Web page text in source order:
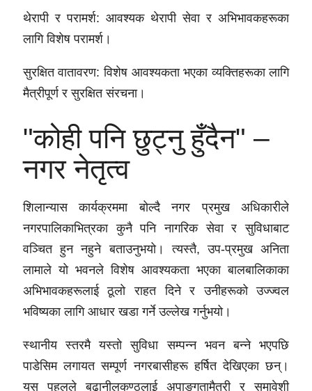
थेरापी र परामर्श: आवश्यक थेरापी सेवा र अभिभावकहरूका
लागि विशेष परामर्श।
सुरक्षित वातावरण: विशेष आवश्यकता भएका व्यक्तिहरूका लागि
मैत्रीपूर्ण र सुरक्षित संरचना।
"कोही पनि छुट्नु हुँदैन" –
नगर नेतृत्व
शिलान्यास कार्यक्रममा बोल्दै नगर प्रमुख अधिकारीले
नगरपालिकाभित्रका कुनै पनि नागरिक सेवा र सुविधाबाट
वञ्चित हुन नहुने बताउनुभयो। त्यस्तै, उप-प्रमुख अनिता
लामाले यो भवनले विशेष आवश्यकता भएका बालबालिकाका
अभिभावकहरूलाई ठूलो राहत दिने र उनीहरूको उज्ज्वल
भविष्यका लागि आधार खडा गर्ने उल्लेख गर्नुभयो।
स्थानीय स्तरमै यस्तो सुविधा सम्पन्न भवन बन्ने भएपछि
पाडेसिम लगायत सम्पूर्ण नगरबासीहरू हर्षित देखिएका छन्।
यस पहलले बुढानीलकण्ठलाई अपाङ्गतामैत्री र समावेशी